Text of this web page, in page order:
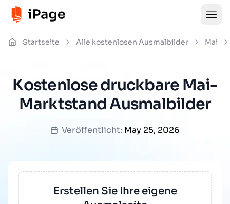
Startseite Alle kostenlosen Ausmalbilder Mai
Kostenlose druckbare Mai-
Marktstand Ausmalbilder
Veröffentlicht: May 25, 2026
Erstellen Sie Ihre eigene